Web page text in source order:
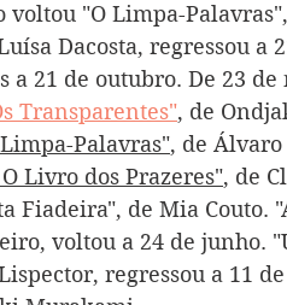
voltou "O Limpa-
Dacosta, regressou a
a 21 de outubro. De 23 de
Transparentes", de
Palavras", de Álvaro
Livro dos Prazeres", de
Fiadeira", de Mia Couto.
voltou a 24 de junho.
regressou a 11